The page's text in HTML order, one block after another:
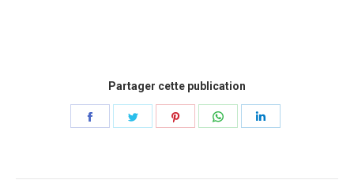
Partager cette publication
Partager Partager Partager Partager